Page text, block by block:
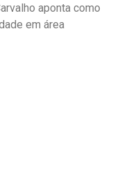
aponta como
em área